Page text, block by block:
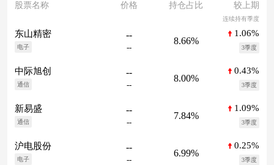
股票名称
价格 持仓占比 较上期
连续持有季度
东山精密
电子
--
--
8.66%
1.06%
3季度
中际旭创
通信
--
--
8.00%
0.43%
3季度
新易盛
通信
--
--
7.84%
1.09%
3季度
沪电股份
电子
--
--
6.99%
0.25%
3季度